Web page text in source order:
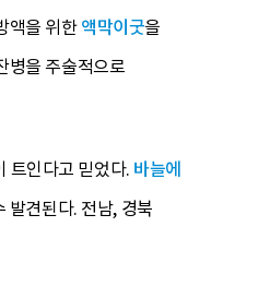
액을 위한액막이굿을
병을 주술적으로
트인다고 믿었다. 바늘에
발견된다. 전남, 경북